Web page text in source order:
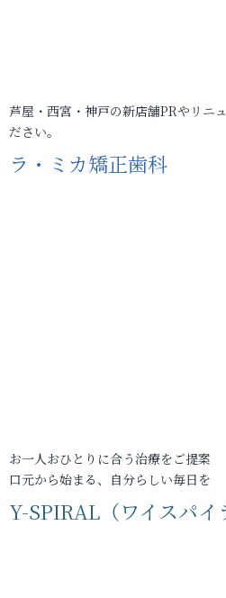
芦屋・西宮・神戸の新店舗PRやリニ
ださい。
ラ・ミカ矯正歯科
お一人おひとりに合う治療をご提案
口元から始まる、自分らしい毎日を
Y-SPIRAL（ワイスパイ